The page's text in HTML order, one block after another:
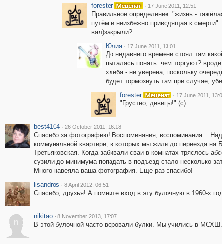
forester · 17 June 2011, 12:51
Правильное определение: "жизнь -
путём и неизбежно приводящая к
вал)закрыли?
Юлия · 17 June 2011, 13:01
До недавнего времени стоял там
пыталась понять: чем торгуют?
хлеба - не уверена, поскольку
будет тормознуть там при случае,
forester
· 17 June 2011,
"Грустно, девицы!" (с)
best4104 · 26 October 2011, 16:18
Спасибо за фотографию! Воспоминания, воспоминания...
коммунальной квартире, в которых мы жили до переезда на
Третьяковская. Когда забивали сваи в комнатах тряслось
сузили до минимума попадать в подъезд стало несколько
Много навеяла ваша фотография. Еще раз спасибо!
lisandros · 8 April 2012, 06:51
Спасибо, друзья! А помните вход в эту булочную в 1960-х
n
nikitao · 8 November 2013, 17:07
В этой булочной часто воровали булки. Мы учились в